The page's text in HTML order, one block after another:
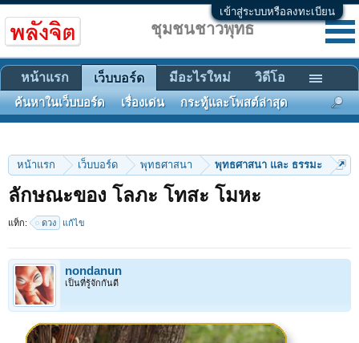
เข้าสู่ระบบหรือลงทะเบียน
หน้าแรก เว็บบอร์ด พุทธศาสนา พุทธศาสนา และ ธรรมะ
ลักษณะของ โลภะ โทสะ โมหะ
แท็ก: ดวง แก้ไข
nondanun
เป็นที่รู้จักกันดี
ชุมชนชาวพุทธ
หน้าแรก เว็บบอร์ด
ค้นหาในเว็บบอร์ด เรื่องเด่น กระทู้และโพสต์ล่าสุด
มีอะไรใหม่ วิดีโอ